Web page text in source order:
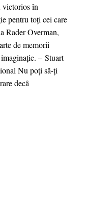
victorios în
pentru toți cei care
Rader Overman,
de memorii
– Stuart
Nu poți să-ți
decâ